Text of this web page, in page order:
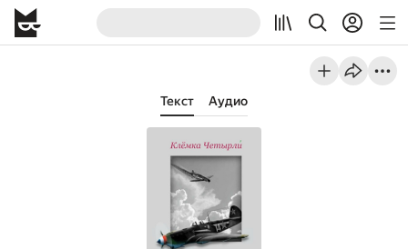
Текст Аудио